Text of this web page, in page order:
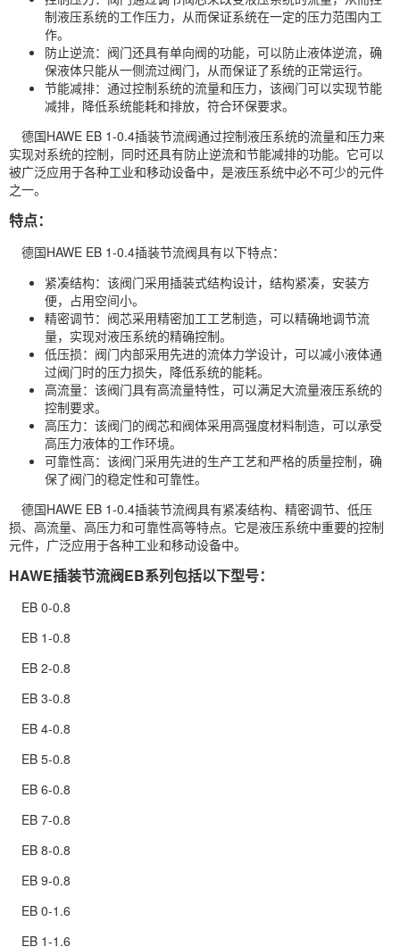
制液压系统的工作压力，从而保证系统在一定的压力范围内工
作。
防止逆流：阀门还具有单向阀的功能，可以防止液体逆流，确
保液体只能从一侧流过阀门，从而保证了系统的正常运行。
节能减排：通过控制系统的流量和压力，该阀门可以实现节能
减排，降低系统能耗和排放，符合环保要求。
德国HAWE EB 1-0.4插装节流阀通过控制液压系统的流量和压力来
实现对系统的控制，同时还具有防止逆流和节能减排的功能。它可以
被广泛应用于各种工业和移动设备中，是液压系统中必不可少的元件
之一。
特点：
德国HAWE EB 1-0.4插装节流阀具有以下特点：
紧凑结构：该阀门采用插装式结构设计，结构紧凑，安装方
便，占用空间小。
精密调节：阀芯采用精密加工工艺制造，可以精确地调节流
量，实现对液压系统的精确控制。
低压损：阀门内部采用先进的流体力学设计，可以减小液体通
过阀门时的压力损失，降低系统的能耗。
高流量：该阀门具有高流量特性，可以满足大流量液压系统的
控制要求。
高压力：该阀门的阀芯和阀体采用高强度材料制造，可以承受
高压力液体的工作环境。
可靠性高：该阀门采用先进的生产工艺和严格的质量控制，确
保了阀门的稳定性和可靠性。
德国HAWE EB 1-0.4插装节流阀具有紧凑结构、精密调节、低压
损、高流量、高压力和可靠性高等特点。它是液压系统中重要的控制
元件，广泛应用于各种工业和移动设备中。
HAWE插装节流阀EB系列包括以下型号：
EB 0-0.8
EB 1-0.8
EB 2-0.8
EB 3-0.8
EB 4-0.8
EB 5-0.8
EB 6-0.8
EB 7-0.8
EB 8-0.8
EB 9-0.8
EB 0-1.6
EB 1-1.6